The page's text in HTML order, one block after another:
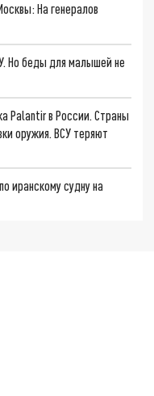
На генералов
Но беды для малышей не
Palantir в России. Страны
оружия. ВСУ теряют
иранскому судну на